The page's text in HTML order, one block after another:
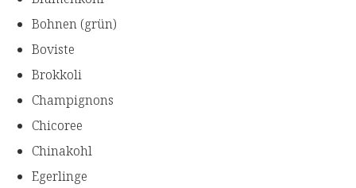
Bohnen (grün)
Boviste
Brokkoli
Champignons
Chicoree
Chinakohl
Egerlinge